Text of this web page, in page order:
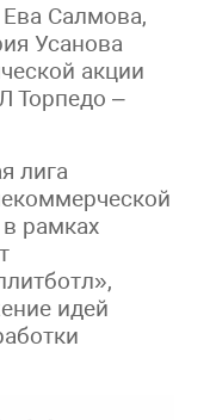
Салмова,
Усанова
акции
Торпедо –
лига
рамках
идей